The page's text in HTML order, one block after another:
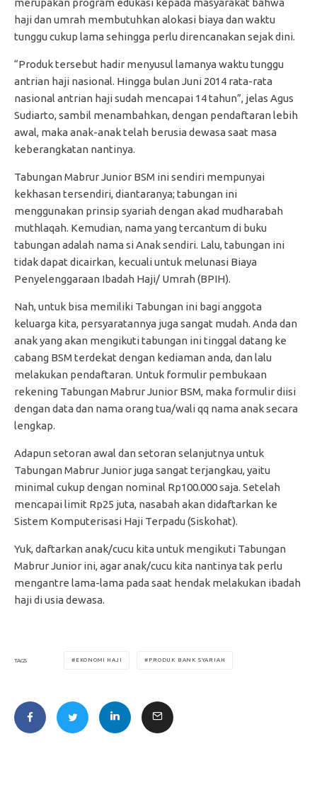
merupakan program edukasi kepada masyarakat bahwa
haji dan umrah membutuhkan alokasi biaya dan waktu
tunggu cukup lama sehingga perlu direncanakan sejak dini.
“Produk tersebut hadir menyusul lamanya waktu tunggu
antrian haji nasional. Hingga bulan Juni 2014 rata-rata
nasional antrian haji sudah mencapai 14 tahun”, jelas Agus
Sudiarto, sambil menambahkan, dengan pendaftaran lebih
awal, maka anak-anak telah berusia dewasa saat masa
keberangkatan nantinya.
Tabungan Mabrur Junior BSM ini sendiri mempunyai
kekhasan tersendiri, diantaranya; tabungan ini
menggunakan prinsip syariah dengan akad mudharabah
muthlaqah. Kemudian, nama yang tercantum di buku
tabungan adalah nama si Anak sendiri. Lalu, tabungan ini
tidak dapat dicairkan, kecuali untuk melunasi Biaya
Penyelenggaraan Ibadah Haji/ Umrah (BPIH).
Nah, untuk bisa memiliki Tabungan ini bagi anggota
keluarga kita, persyaratannya juga sangat mudah. Anda dan
anak yang akan mengikuti tabungan ini tinggal datang ke
cabang BSM terdekat dengan kediaman anda, dan lalu
melakukan pendaftaran. Untuk formulir pembukaan
rekening Tabungan Mabrur Junior BSM, maka formulir diisi
dengan data dan nama orang tua/wali qq nama anak secara
lengkap.
Adapun setoran awal dan setoran selanjutnya untuk
Tabungan Mabrur Junior juga sangat terjangkau, yaitu
minimal cukup dengan nominal Rp100.000 saja. Setelah
mencapai limit Rp25 juta, nasabah akan didaftarkan ke
Sistem Komputerisasi Haji Terpadu (Siskohat).
Yuk, daftarkan anak/cucu kita untuk mengikuti Tabungan
Mabrur Junior ini, agar anak/cucu kita nantinya tak perlu
mengantre lama-lama pada saat hendak melakukan ibadah
haji di usia dewasa.
TAGS EKONOMI HAJI PRODUK BANK SYARIAH